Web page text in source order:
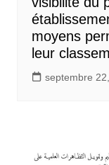
moyens
leur
septembre